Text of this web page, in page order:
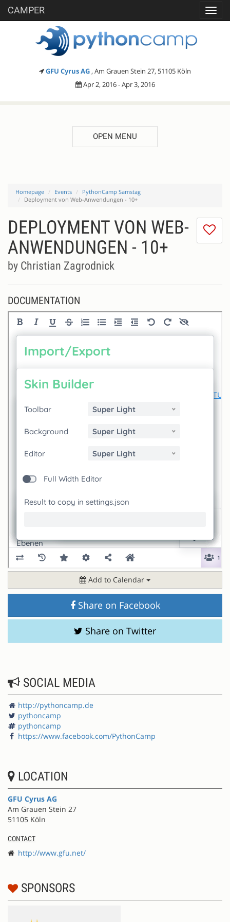
CAMPER
GFU Cyrus AG , Am Grauen Stein 27, 51105 Köln
Apr 2, 2016 - Apr 3, 2016
OPEN MENU
Homepage Events
PythonCamp Samstag
Deployment von Web-Anwendungen - 10+
I
DEPLOYMENT VON WEB-
ANWENDUNGEN - 10+
by Christian Zagrodnick
DOCUMENTATION
Add to Calendar
Share on Facebook
Share on Twitter
SOCIAL MEDIA
http://pythoncamp.de
pythoncamp
pythoncamp
https://www.facebook.com/PythonCamp
LOCATION
GFU Cyrus AG
Am Grauen Stein 27
51105 Köln
CONTACT
http://www.gfu.net/
SPONSORS